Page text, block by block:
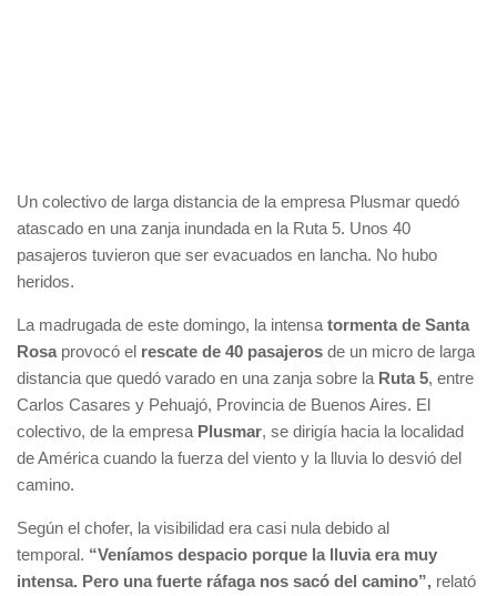
Un colectivo de larga distancia de la empresa Plusmar quedó
atascado en una zanja inundada en la Ruta 5. Unos 40
pasajeros tuvieron que ser evacuados en lancha. No hubo
heridos.
La madrugada de este domingo, la intensa tormenta de Santa
Rosa provocó el rescate de 40 pasajeros de un micro de larga
distancia que quedó varado en una zanja sobre la Ruta 5, entre
Carlos Casares y Pehuajó, Provincia de Buenos Aires. El
colectivo, de la empresa Plusmar, se dirigía hacia la localidad
de América cuando la fuerza del viento y la lluvia lo desvió del
camino.
Según el chofer, la visibilidad era casi nula debido al
temporal. “Veníamos despacio porque la lluvia era muy
intensa. Pero una fuerte ráfaga nos sacó del camino”, relató